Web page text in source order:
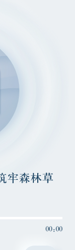
牢森林草
00:00